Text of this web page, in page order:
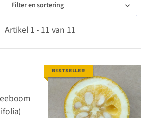
Filter en sortering
Artikel 1 - 11 van 11
BESTSELLER